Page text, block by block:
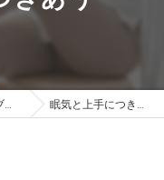
眠気と上手につきあう